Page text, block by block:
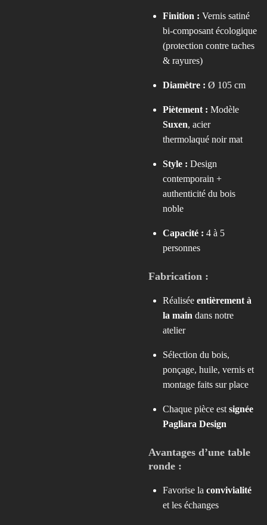
Finition : Vernis satiné
bi-composant écologique
(protection contre taches
& rayures)
Diamètre : Ø 105 cm
Piètement : Modèle
Suxen, acier
thermolaqué noir mat
Style : Design
contemporain +
authenticité du bois
noble
Capacité : 4 à 5
personnes
Fabrication :
Réalisée entièrement à
la main dans notre
atelier
Sélection du bois,
ponçage, huile, vernis et
montage faits sur place
Chaque pièce est signée
Pagliara Design
Avantages d’une table
ronde :
Favorise la convivialité
et les échanges